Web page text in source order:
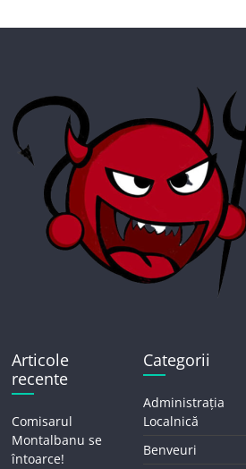
Articole
recente
Comisarul
Montalbanu se
întoarce!
Categorii
Administrația
Localnică
Benveuri